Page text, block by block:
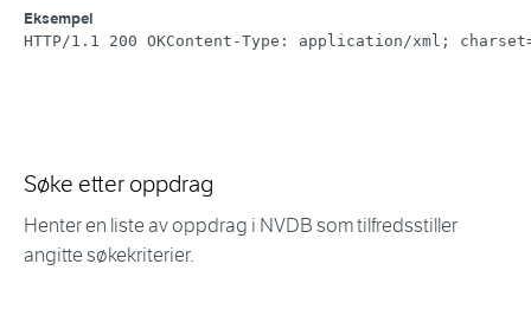
Eksempel
HTTP/1.1 200 OKContent-Type: application/xml;
Søke etter oppdrag
Henter en liste av oppdrag i NVDB som tilfredsstiller
angitte søkekriterier.